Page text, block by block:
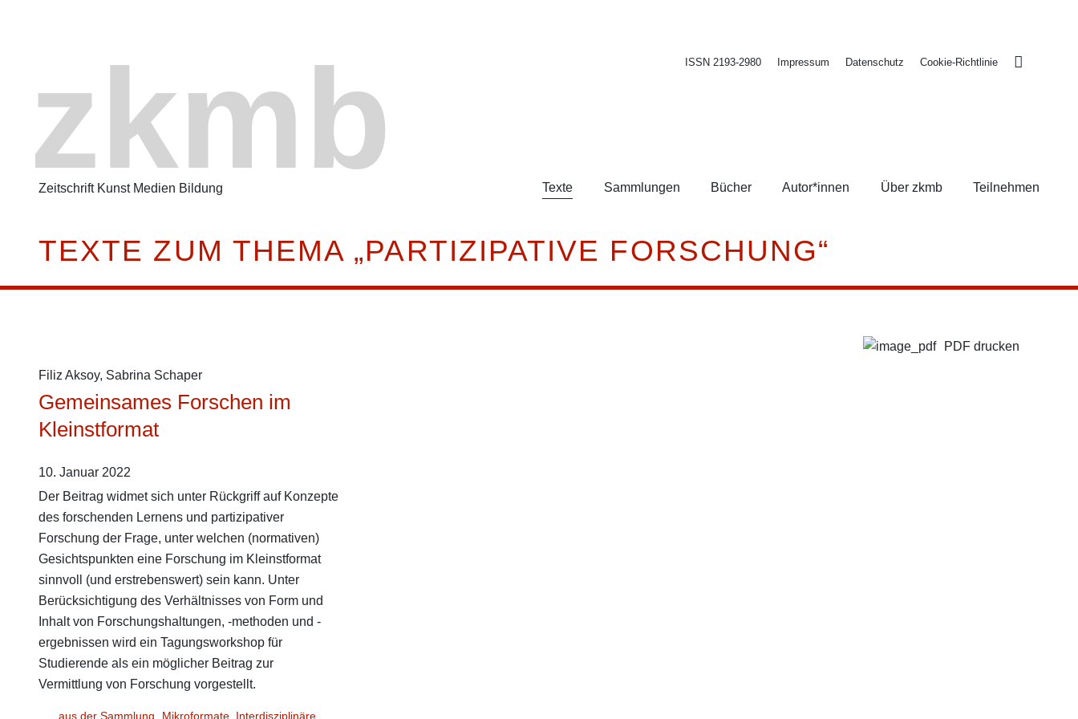
zkmb
Zeitschrift Kunst Medien Bildung
ISSN 2193-2980 Impressum Datenschutz Cookie-Richtlinie
Texte Sammlungen Bücher Autor*innen Über zkmb Teilnehmen
TEXTE ZUM THEMA „PARTIZIPATIVE FORSCHUNG“
PDF drucken
Filiz Aksoy, Sabrina Schaper
Gemeinsames Forschen im
Kleinstformat
10. Januar 2022
Der Beitrag widmet sich unter Rückgriff auf Konzepte
des forschenden Lernens und partizipativer
Forschung der Frage, unter welchen (normativen)
Gesichtspunkten eine Forschung im Kleinstformat
sinnvoll (und erstrebenswert) sein kann. Unter
Berücksichtigung des Verhältnisses von Form und
Inhalt von Forschungshaltungen, -methoden und -
ergebnissen wird ein Tagungsworkshop für
Studierende als ein möglicher Beitrag zur
Vermittlung von Forschung vorgestellt.
aus der Sammlung „Mikroformate. Interdisziplinäre